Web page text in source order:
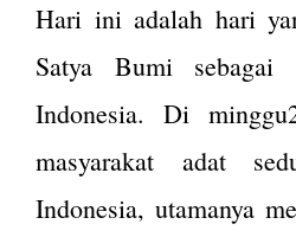
Hari ini adalah hari
Satya Bumi
Indonesia. Di
masyarakat adat
Indonesia, utamanya